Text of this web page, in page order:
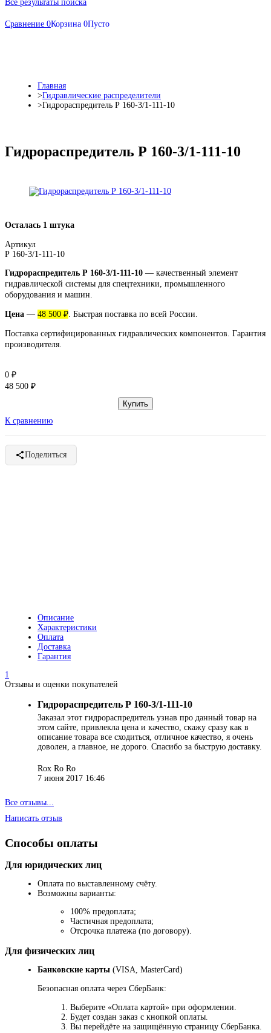
Все результаты поиска
Сравнение 0Корзина 0Пусто
Главная
>Гидравлические распределители
>Гидрораспредитель Р 160-3/1-111-10
Гидрораспредитель Р 160-3/1-111-10
Осталась 1 штука
Артикул
Р 160-3/1-111-10
Гидрораспредитель Р 160-3/1-111-10 — качественный элемент
гидравлической системы для спецтехники, промышленного
оборудования и машин.
Цена — 48 500 ₽. Быстрая поставка по всей России.
Поставка сертифицированных гидравлических компонентов. Гарантия
производителя.
0 ₽
48 500 ₽
К сравнению
Поделиться
Описание
Характеристики
Оплата
Доставка
Гарантия
1
Отзывы и оценки покупателей
Гидрораспредитель Р 160-3/1-111-10
Заказал этот гидрораспредитель узнав про данный товар на
этом сайте, привлекла цена и качество, скажу сразу как в
описание товара все сходиться, отличное качество, я очень
доволен, а главное, не дорого. Спасибо за быструю доставку.
Rox Ro Ro
7 июня 2017 16:46
Все отзывы...
Написать отзыв
Способы оплаты
Для юридических лиц
Оплата по выставленному счёту.
Возможны варианты:
100% предоплата;
Частичная предоплата;
Отсрочка платежа (по договору).
Для физических лиц
Банковские карты (VISA, MasterCard)
Безопасная оплата через СберБанк:
Выберите «Оплата картой» при оформлении.
Будет создан заказ с кнопкой оплаты.
Вы перейдёте на защищённую страницу СберБанка.